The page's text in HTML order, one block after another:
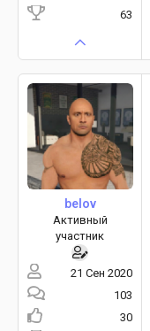
63
belov
Активный
участник
21 Сен 2020
103
30